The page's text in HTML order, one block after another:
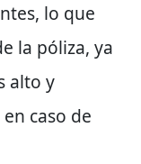
lo que
la póliza, ya
alto y
caso de